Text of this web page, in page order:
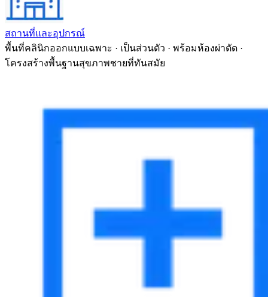
สถานที่และอุปกรณ์
พื้นที่คลินิกออกแบบเฉพาะ · เป็นส่วนตัว · พร้อมห้องผ่าตัด ·
โครงสร้างพื้นฐานสุขภาพชายที่ทันสมัย